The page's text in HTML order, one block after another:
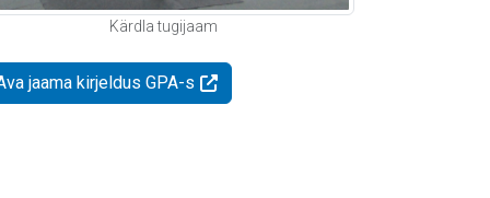
Kärdla tugijaam
jaama kirjeldus GPA-s